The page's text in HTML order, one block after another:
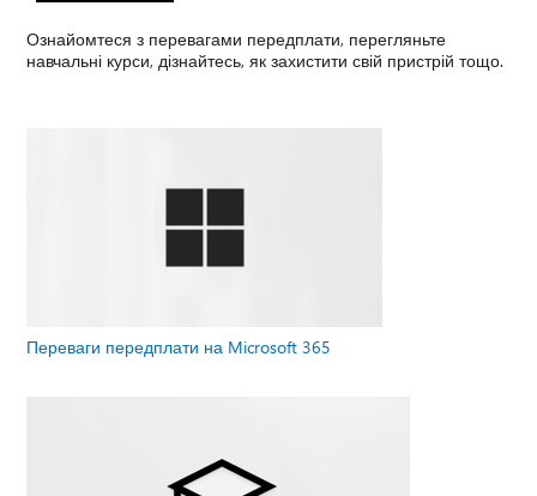
Ознайомтеся з перевагами передплати, перегляньте
навчальні курси, дізнайтесь, як захистити свій пристрій тощо.
Переваги передплати на Microsoft 365